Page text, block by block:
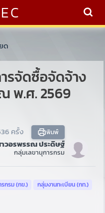
ด
รจัดซื้อจัดจ้าง
พ.ศ. 2569
ครั้ง พิมพ์
วอรพรรณ ประดิษฐ์
กลุ่มเลขานุการกรม
รกรม (กข.) กลุ่มงานทะเบียน (กท.)